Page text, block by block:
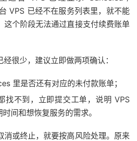
VPS 已经不在服务列表里，就不能
这个阶段无法通过直接支付续费账单
很少，建议立即做两项确认：
里是否还有对应的未付款账单；
找不到，立即提交工单，说明 VPS
间和想恢复服务的需求。
消或终止，就要按高风险处理。原来